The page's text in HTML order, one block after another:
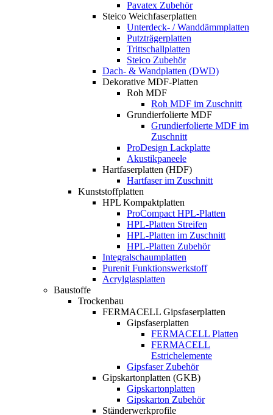
Pavatex Zubehör
Steico Weichfaserplatten
Unterdeck- / Wanddämmplatten
Putzträgerplatten
Trittschallplatten
Steico Zubehör
Dach- & Wandplatten (DWD)
Dekorative MDF-Platten
Roh MDF
Roh MDF im Zuschnitt
Grundierfolierte MDF
Grundierfolierte MDF im
Zuschnitt
ProDesign Lackplatte
Akustikpaneele
Hartfaserplatten (HDF)
Hartfaser im Zuschnitt
Kunststoffplatten
HPL Kompaktplatten
ProCompact HPL-Platten
HPL-Platten Streifen
HPL-Platten im Zuschnitt
HPL-Platten Zubehör
Integralschaumplatten
Purenit Funktionswerkstoff
Acrylglasplatten
Baustoffe
Trockenbau
FERMACELL Gipsfaserplatten
Gipsfaserplatten
FERMACELL Platten
FERMACELL
Estrichelemente
Gipsfaser Zubehör
Gipskartonplatten (GKB)
Gipskartonplatten
Gipskarton Zubehör
Ständerwerkprofile